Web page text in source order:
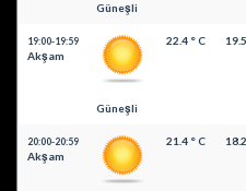
Güneşli
19:00-19:59
Akşam
Güneşli
22.4 ° C
20:00-20:59
Akşam
21.4 ° C